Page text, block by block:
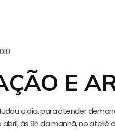
E
o dia, para atender
às 9h da manhã, no ateliê